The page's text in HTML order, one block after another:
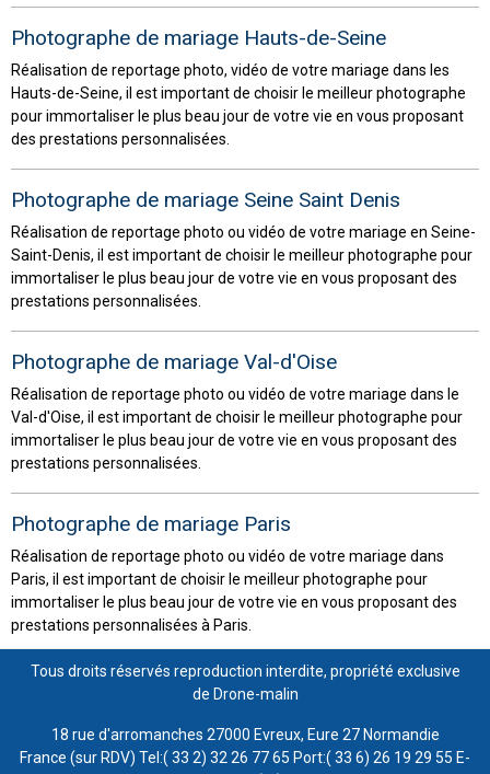
Photographe de mariage Hauts-de-Seine
Réalisation de reportage photo, vidéo de votre mariage dans les
Hauts-de-Seine, il est important de choisir le meilleur photographe
pour immortaliser le plus beau jour de votre vie en vous proposant
des prestations personnalisées.
Photographe de mariage Seine Saint Denis
Réalisation de reportage photo ou vidéo de votre mariage en Seine-
Saint-Denis, il est important de choisir le meilleur photographe pour
immortaliser le plus beau jour de votre vie en vous proposant des
prestations personnalisées.
Photographe de mariage Val-d'Oise
Réalisation de reportage photo ou vidéo de votre mariage dans le
Val-d'Oise, il est important de choisir le meilleur photographe pour
immortaliser le plus beau jour de votre vie en vous proposant des
prestations personnalisées.
Photographe de mariage Paris
Réalisation de reportage photo ou vidéo de votre mariage dans
Paris, il est important de choisir le meilleur photographe pour
immortaliser le plus beau jour de votre vie en vous proposant des
prestations personnalisées à Paris.
Tous droits réservés reproduction interdite, propriété exclusive
de Drone-malin
18 rue d'arromanches 27000 Evreux, Eure 27 Normandie
France (sur RDV) Tel:( 33 2) 32 26 77 65 Port:( 33 6) 26 19 29 55 E-